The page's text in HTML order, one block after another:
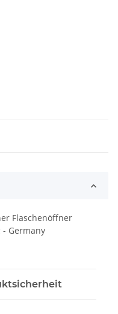
Flaschenöffner
Germany